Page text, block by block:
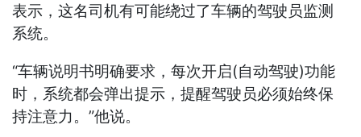
表示，这名司机有可能绕过了车辆的驾驶员监测
系统。
“车辆说明书明确要求，每次开启(自动驾驶)功能
时，系统都会弹出提示，提醒驾驶员必须始终保
持注意力。”他说。